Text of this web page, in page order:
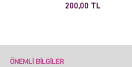
200,00 TL
ÖNEMLI BILGILER